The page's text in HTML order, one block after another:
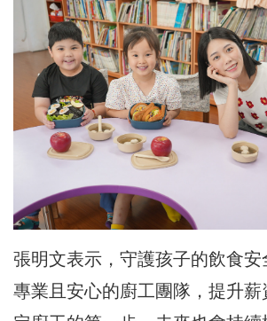
張明文表示，守護孩子的飲食安
專業且安心的廚工團隊，提升